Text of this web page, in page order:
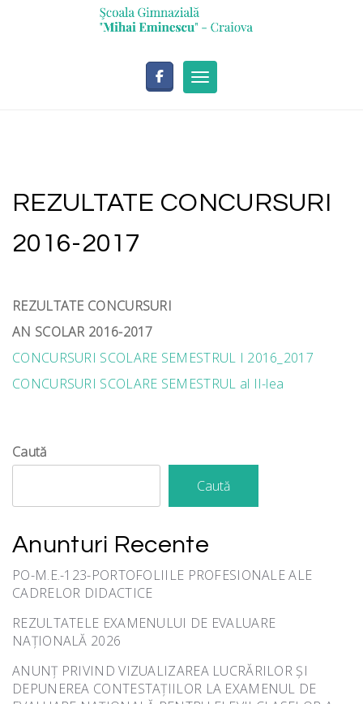
Toggle navigation
REZULTATE CONCURSURI
2016-2017
REZULTATE CONCURSURI
AN SCOLAR 2016-2017
CONCURSURI SCOLARE SEMESTRUL I 2016_2017
CONCURSURI SCOLARE SEMESTRUL al II-lea
Caută
Caută
Anunturi Recente
PO-M.E.-123-PORTOFOLIILE PROFESIONALE ALE
CADRELOR DIDACTICE
REZULTATELE EXAMENULUI DE EVALUARE
NAȚIONALĂ 2026
ANUNȚ PRIVIND VIZUALIZAREA LUCRĂRILOR ȘI
DEPUNEREA CONTESTAȚIILOR LA EXAMENUL DE